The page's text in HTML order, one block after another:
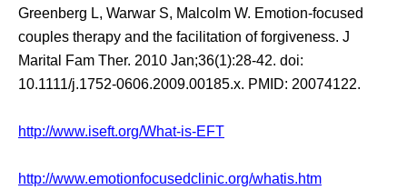
Greenberg L, Warwar S, Malcolm W. Emotion-focused
couples therapy and the facilitation of forgiveness. J
Marital Fam Ther. 2010 Jan;36(1):28-42. doi:
10.1111/j.1752-0606.2009.00185.x. PMID: 20074122.
http://www.iseft.org/What-is-EFT
http://www.emotionfocusedclinic.org/whatis.htm